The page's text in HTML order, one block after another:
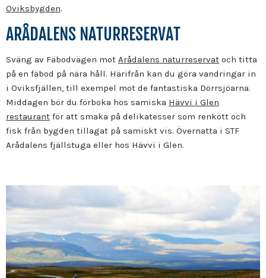
Oviksbygden.
ARÅDALENS NATURRESERVAT
Sväng av Fäbodvägen mot Arådalens naturreservat och titta
på en fäbod på nära håll. Härifrån kan du göra vandringar in
i Oviksfjällen, till exempel mot de fantastiska Dörrsjöarna.
Middagen bör du förboka hos samiska Hävvi i Glen
restaurant för att smaka på delikatesser som renkött och
fisk från bygden tillagat på samiskt vis. Övernatta i STF
Arådalens fjällstuga eller hos Hävvi i Glen.